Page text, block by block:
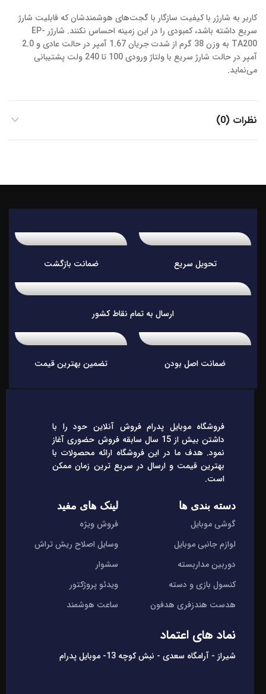
کاربر به شارژر با کیفیت سازگار با گجت‌های هوشمندشان که قابلیت شارژ
سریع داشته باشد، کمبودی را در این زمینه احساس نکنند. شارژر EP-
TA200 به وزن 38 گرم از شدت جریان 1.67 آمپر در حالت عادی و 2.0
آمپر در حالت شارژ سریع با ولتاژ ورودی 100 تا 240 ولت پشتیبانی
می‌نماید.
نظرات (0)
تحویل سریع ضمانت بازگشت
ارسال به تمام نقاط کشور
ضمانت اصل بودن تضمین بهترین قیمت
فروشگاه موبایل پدرام فروش آنلاین حود را با
داشتن بیش از 15 سال سابقه فروش حضوری آغاز
نمود. هدف ما در این فروشگاه ارائه محصولات با
بهترین قیمت و ارسال در سریع ترین زمان ممکن
است.
دسته بندی ها
گوشی موبایل
لوازم جانبی موبایل
دوربین مداربسته
کنسول بازی و دسته
هدست هندزفری هدفون
لینک های مفید
فروش ویژه
وسایل اصلاح ریش تراش
سشوار
ویدئو پروژکتور
ساعت هوشمند
نماد های اعتماد
شیراز - آرامگاه سعدی - نبش کوچه 13- موبایل پدرام